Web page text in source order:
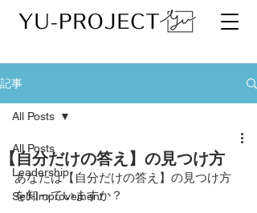
記事
All Posts
Leadership
Self-Improvement
All Posts
【自分だけの答え】の見つけ方
あなたは【自分だけの答え】の見つけ方
を知っていますか？